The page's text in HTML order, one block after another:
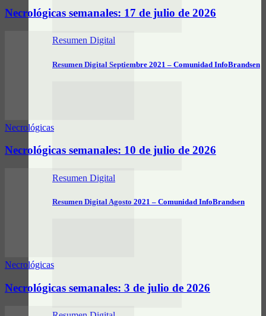
Resumen Digital
Resumen Digital Septiembre 2021 – Comunidad InfoBrandsen
Resumen Digital
Resumen Digital Agosto 2021 – Comunidad InfoBrandsen
Necrológicas semanales: 17 de julio de 2026
Necrológicas
Necrológicas semanales: 10 de julio de 2026
Necrológicas
Necrológicas semanales: 3 de julio de 2026